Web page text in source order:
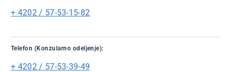
+ 4202 / 57-53-15-82
Telefon (Konzularno odeljenje):
+ 4202 / 57-53-39-49